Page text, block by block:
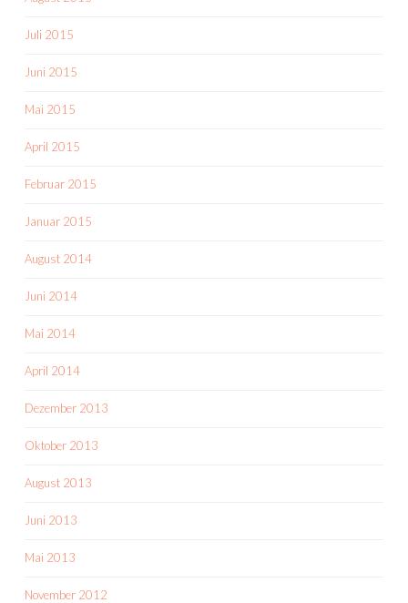
Juli 2015
Juni 2015
Mai 2015
April 2015
Februar 2015
Januar 2015
August 2014
Juni 2014
Mai 2014
April 2014
Dezember 2013
Oktober 2013
August 2013
Juni 2013
Mai 2013
November 2012